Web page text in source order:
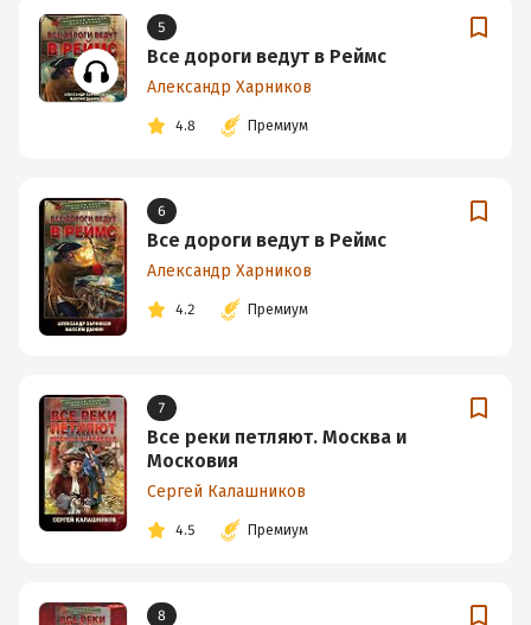
5
Все дороги ведут в Реймс
Александр Харников
4.8 Премиум
6
Все дороги ведут в Реймс
Александр Харников
4.2 Премиум
7
Все реки петляют. Москва и
Московия
Сергей Калашников
4.5 Премиум
8